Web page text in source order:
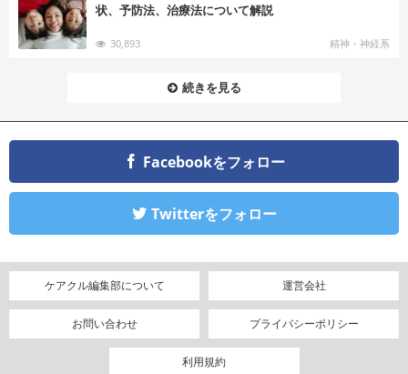
状、予防法、治療法について解説
30,893 精神・神経系
続きを見る
Facebookをフォロー
Twitterをフォロー
ケアクル編集部について 運営会社
お問い合わせ プライバシーポリシー
利用規約